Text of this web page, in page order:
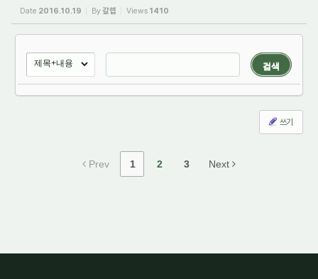
Date 2016.10.19 By갈렙 Views 1410
검색
쓰기
Prev 1 2 3 Next